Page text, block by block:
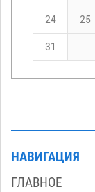
24 25
31
НАВИГАЦИЯ
ГЛАВНОЕ